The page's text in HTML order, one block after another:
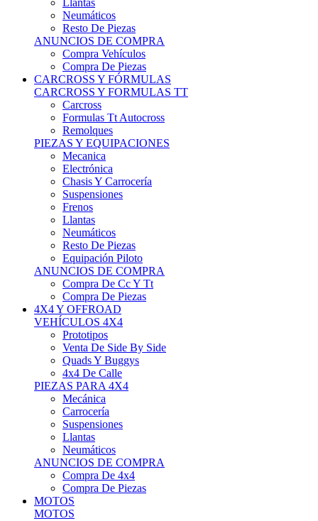
Resto De Piezas
ANUNCIOS DE COMPRA
Compra Vehículos
Compra De Piezas
CARCROSS Y FÓRMULAS
CARCROSS Y FORMULAS TT
Carcross
Formulas Tt Autocross
Remolques
PIEZAS Y EQUIPACIONES
Mecanica
Electrónica
Chasis Y Carrocería
Suspensiones
Frenos
Llantas
Neumáticos
Resto De Piezas
Equipación Piloto
ANUNCIOS DE COMPRA
Compra De Cc Y Tt
Compra De Piezas
4X4 Y OFFROAD
VEHÍCULOS 4X4
Prototipos
Venta De Side By Side
Quads Y Buggys
4x4 De Calle
PIEZAS PARA 4X4
Mecánica
Carrocería
Suspensiones
Llantas
Neumáticos
ANUNCIOS DE COMPRA
Compra De 4x4
Compra De Piezas
MOTOS
MOTOS
Motos De Circuito